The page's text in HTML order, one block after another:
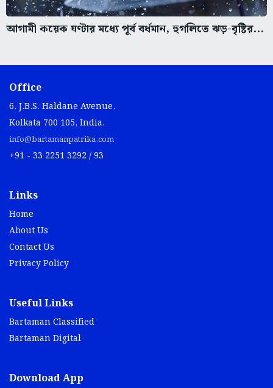
আগামী কয়েক ঘণ্টার মধ্যে পূর্ব বর্ধমান, হুগলিতে ঝড়-বৃষ্টির...
Office
6, J.B.S. Haldane Avenue,
Kolkata 700 105, India.
info@bartamanpatrika.com
+91 - 33 2251 3292 / 93
Links
Home
About Us
Contact Us
Privacy Policy
Useful Links
Bartaman Classified
Bartaman Digital
Download App